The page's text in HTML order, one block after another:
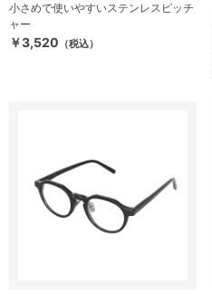
小さめで使いやすいステンレスピッチ
ャー
￥3,520 （税込）